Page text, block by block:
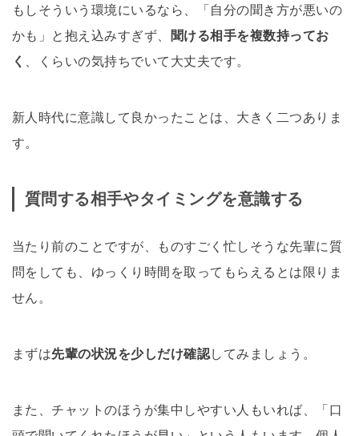
もしそういう環境にいるなら、「自分の聞き方が悪いの
かも」と抱え込みすぎず、
聞ける相手を複数持ってお
く
、くらいの気持ちでいて大丈夫です。
新人時代に意識して良かったことは、大きく二つありま
す。
質問する相手やタイミングを意識する
当たり前のことですが、ものすごく忙しそうな先輩に質
問をしても、ゆっくり時間を取ってもらえるとは限りま
せん。
まずは先輩の状況を少しだけ確認してみましょう。
また、チャットのほうが集中しやすい人もいれば、「口